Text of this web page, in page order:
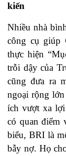
kiến
Nhiều nhà
công cụ giúp
thực hiện
trỗi dậy của
cũng đưa ra
ngoại rộng
ích vượt xa
có quan điểm
biểu, BRI là
bẫy nợ. Họ